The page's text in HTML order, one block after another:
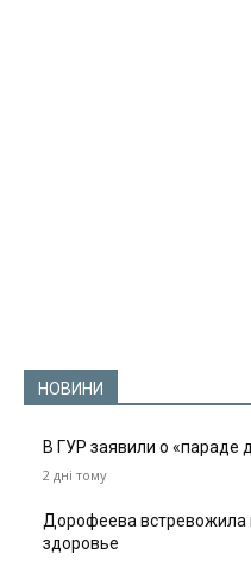
НОВИНИ
В ГУР заявили о «параде
2 дні тому
Дорофеева встревожила
здоровье